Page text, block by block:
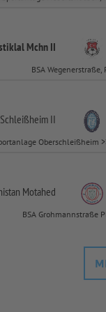
Mchn II
BSA
II
Oberschleißheim
Motahed
BSA Grohmannstraße